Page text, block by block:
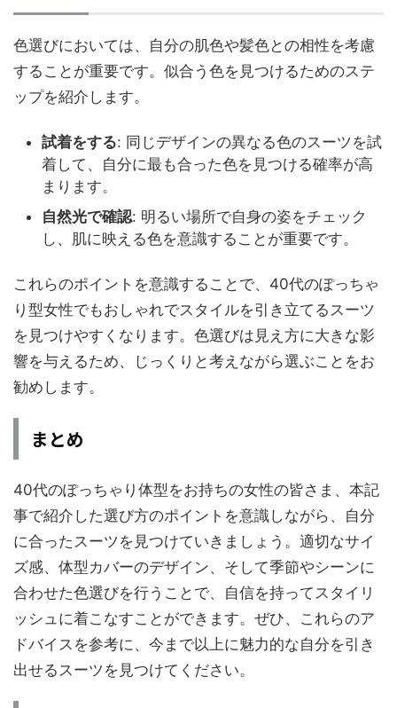
色選びにおいては、自分の肌色や髪色との相性を考慮
することが重要です。似合う色を見つけるためのステ
ップを紹介します。
試着をする: 同じデザインの異なる色のスーツを試
着して、自分に最も合った色を見つける確率が高
まります。
自然光で確認: 明るい場所で自身の姿をチェック
し、肌に映える色を意識することが重要です。
これらのポイントを意識することで、40代のぽっちゃ
り型女性でもおしゃれでスタイルを引き立てるスーツ
を見つけやすくなります。色選びは見え方に大きな影
響を与えるため、じっくりと考えながら選ぶことをお
勧めします。
まとめ
40代のぽっちゃり体型をお持ちの女性の皆さま、本記
事で紹介した選び方のポイントを意識しながら、自分
に合ったスーツを見つけていきましょう。適切なサイ
ズ感、体型カバーのデザイン、そして季節やシーンに
合わせた色選びを行うことで、自信を持ってスタイリ
ッシュに着こなすことができます。ぜひ、これらのア
ドバイスを参考に、今まで以上に魅力的な自分を引き
出せるスーツを見つけてください。